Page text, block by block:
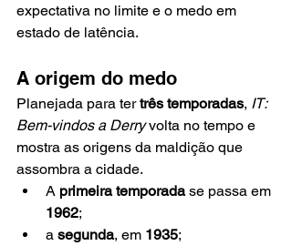
expectativa no limite e o medo em
estado de latência.
A origem do medo
Planejada para ter três temporadas, IT:
Bem-vindos a Derry volta no tempo e
mostra as origens da maldição que
assombra a cidade.
A primeira temporada se passa em
1962;
a segunda, em 1935;